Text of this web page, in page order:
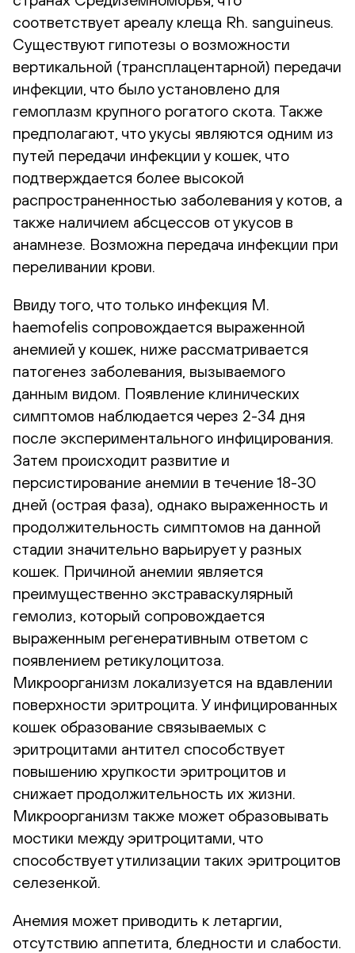
соответствует ареалу клеща Rh. sanguineus.
Существуют гипотезы о возможности
вертикальной (трансплацентарной) передачи
инфекции, что было установлено для
гемоплазм крупного рогатого скота. Также
предполагают, что укусы являются одним из
путей передачи инфекции у кошек, что
подтверждается более высокой
распространенностью заболевания у котов, а
также наличием абсцессов от укусов в
анамнезе. Возможна передача инфекции при
переливании крови.
Ввиду того, что только инфекция M.
haemofelis сопровождается выраженной
анемией у кошек, ниже рассматривается
патогенез заболевания, вызываемого
данным видом. Появление клинических
симптомов наблюдается через 2-34 дня
после экспериментального инфицирования.
Затем происходит развитие и
персистирование анемии в течение 18-30
дней (острая фаза), однако выраженность и
продолжительность симптомов на данной
стадии значительно варьирует у разных
кошек. Причиной анемии является
преимущественно экстраваскулярный
гемолиз, который сопровождается
выраженным регенеративным ответом с
появлением ретикулоцитоза.
Микроорганизм локализуется на вдавлении
поверхности эритроцита. У инфицированных
кошек образование связываемых с
эритроцитами антител способствует
повышению хрупкости эритроцитов и
снижает продолжительность их жизни.
Микроорганизм также может образовывать
мостики между эритроцитами, что
способствует утилизации таких эритроцитов
селезенкой.
Анемия может приводить к летаргии,
отсутствию аппетита, бледности и слабости.